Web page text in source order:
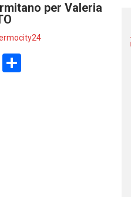
per Valeria
W